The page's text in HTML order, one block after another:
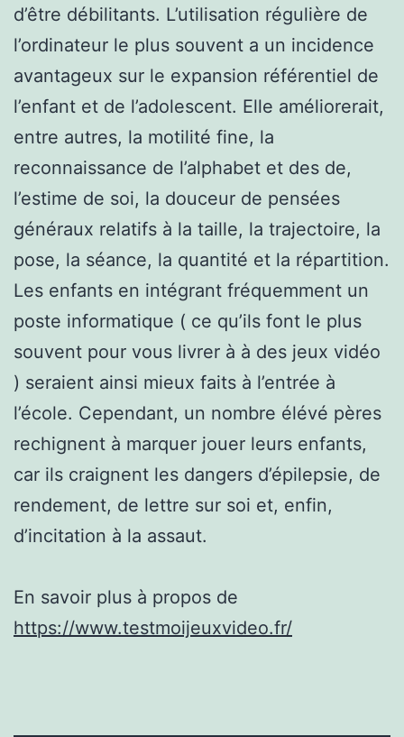
d’être débilitants. L’utilisation régulière de
l’ordinateur le plus souvent a un incidence
avantageux sur le expansion référentiel de
l’enfant et de l’adolescent. Elle améliorerait,
entre autres, la motilité fine, la
reconnaissance de l’alphabet et des de,
l’estime de soi, la douceur de pensées
généraux relatifs à la taille, la trajectoire, la
pose, la séance, la quantité et la répartition.
Les enfants en intégrant fréquemment un
poste informatique ( ce qu’ils font le plus
souvent pour vous livrer à à des jeux vidéo
) seraient ainsi mieux faits à l’entrée à
l’école. Cependant, un nombre élévé pères
rechignent à marquer jouer leurs enfants,
car ils craignent les dangers d’épilepsie, de
rendement, de lettre sur soi et, enfin,
d’incitation à la assaut.
En savoir plus à propos de
https://www.testmoijeuxvideo.fr/